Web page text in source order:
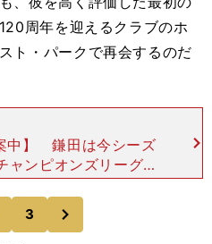
周年を迎えるクラブのホ
ト・パークで再会するのだ
中】 鎌田は今シーズ
ャンピオンズリーグ、
出場し、２ゴール２ア
督マウリツィオ・サッ
は控え
3